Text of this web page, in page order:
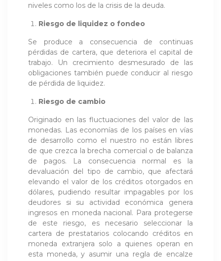
niveles como los de la crisis de la deuda.
Riesgo de liquidez o fondeo
Se produce a consecuencia de continuas
pérdidas de cartera, que deteriora el capital de
trabajo. Un crecimiento desmesurado de las
obligaciones también puede conducir al riesgo
de pérdida de liquidez.
Riesgo de cambio
Originado en las fluctuaciones del valor de las
monedas. Las economías de los países en vías
de desarrollo como el nuestro no están libres
de que crezca la brecha comercial o de balanza
de pagos. La consecuencia normal es la
devaluación del tipo de cambio, que afectará
elevando el valor de los créditos otorgados en
dólares, pudiendo resultar impagables por los
deudores si su actividad económica genera
ingresos en moneda nacional. Para protegerse
de este riesgo, es necesario seleccionar la
cartera de prestatarios colocando créditos en
moneda extranjera solo a quienes operan en
esta moneda, y asumir una regla de encalze